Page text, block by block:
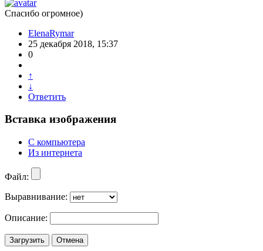
Спасибо огромное)
ElenaRymar
25 декабря 2018, 15:37
0
↑
↓
Ответить
Вставка изображения
С компьютера
Из интернета
Файл:
Выравнивание:
Описание:
Загрузить Отмена